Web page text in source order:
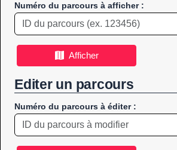
Numéro du parcours à afficher :
Afficher
Editer un parcours
Numéro du parcours à éditer :